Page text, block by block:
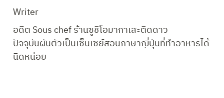
Writer
อดีต Sous chef ร้านซูชิโอมากาเสะติดดาว
ปัจจุบันผันตัวเป็นเซ็นเซย์สอนภาษาญี่ปุ่นที่ทำอาหารได้
นิดหน่อย